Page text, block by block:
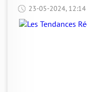
23-05-2024, 12:14